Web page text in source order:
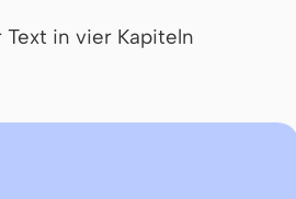
Text in vier Kapiteln